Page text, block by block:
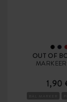
OUT OF
1,90